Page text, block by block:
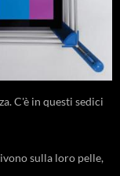
C'è in questi sedici
sulla loro pelle,